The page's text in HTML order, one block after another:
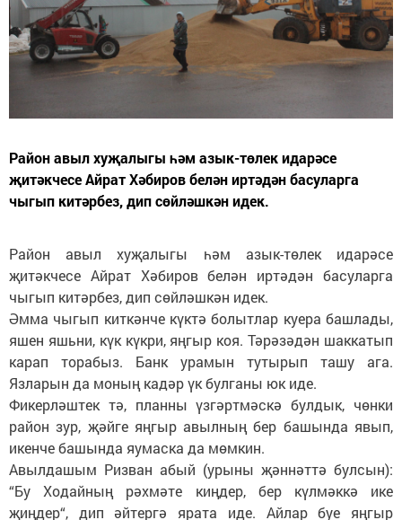
Район авыл хуҗалыгы һәм азык-төлек идарәсе
җитәкчесе Айрат Хәбиров белән иртәдән басуларга
чыгып китәрбез, дип сөйләшкән идек.
Район авыл хуҗалыгы һәм азык-төлек идарәсе
җитәкчесе Айрат Хәбиров белән иртәдән басуларга
чыгып китәрбез, дип сөйләшкән идек.
Әмма чыгып киткәнче күктә болытлар куера башлады,
яшен яшьни, күк күкри, яңгыр коя. Тәрәзәдән шаккатып
карап торабыз. Банк урамын тутырып ташу ага.
Язларын да моның кадәр үк булганы юк иде.
Фикерләштек тә, планны үзгәртмәскә булдык, чөнки
район зур, җәйге яңгыр авылның бер башында явып,
икенче башында яумаска да мөмкин.
Авылдашым Ризван абый (урыны җәннәттә булсын):
“Бу Ходайның рәхмәте киңдер, бер күлмәккә ике
җиңдер“, дип әйтергә ярата иде. Айлар буе яңгыр